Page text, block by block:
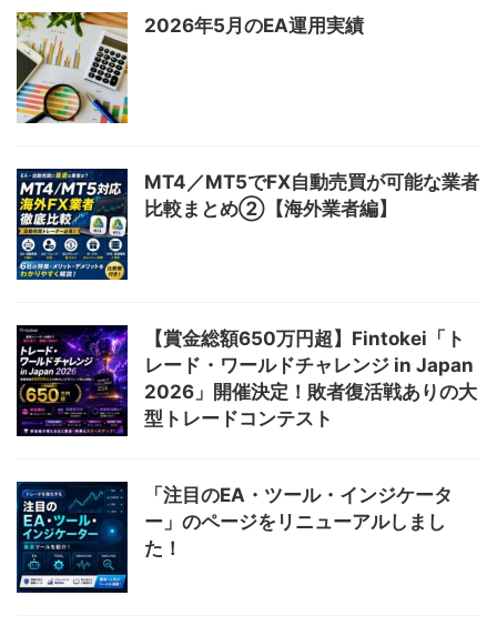
2026年5月のEA運用実績
MT4／MT5でFX自動売買が可能な業者
比較まとめ②【海外業者編】
【賞金総額650万円超】Fintokei「ト
レード・ワールドチャレンジ in Japan
2026」開催決定！敗者復活戦ありの大
型トレードコンテスト
「注目のEA・ツール・インジケータ
ー」のページをリニューアルしまし
た！